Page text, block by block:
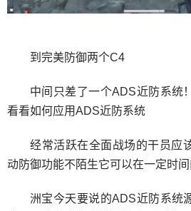
到完美防御两个C4
中间只差了一个ADS近防系统
看看如何应用ADS近防系统
经常活跃在全面战场的干员应
动防御功能不陌生它可以在一定时
洲宝今天要说的ADS近防系统